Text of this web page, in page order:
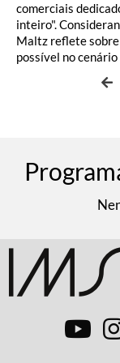
comerciais
inteiro".
Maltz reflete
possível no